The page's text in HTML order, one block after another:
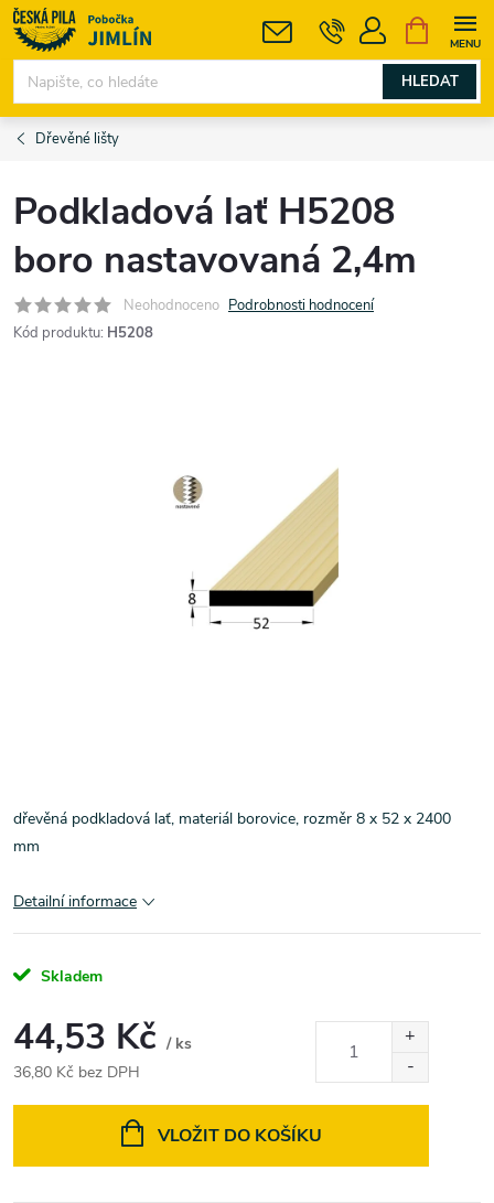
Přejít
na
obsah
HLEDAT
NÁKUPNÍ
KOŠÍK
Dřevěné lišty
Podkladová lať H5208
boro nastavovaná 2,4m
Neohodnoceno Podrobnosti hodnocení
Kód produktu: H5208
dřevěná podkladová lať, materiál borovice, rozměr 8 x 52 x 2400
mm
Detailní informace
Skladem
44,53 Kč / ks
36,80 Kč bez DPH
VLOŽIT DO KOŠÍKU